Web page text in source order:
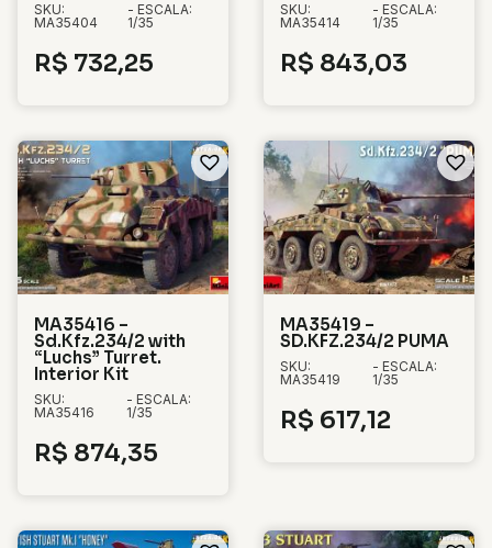
SKU:
MA35404
- ESCALA:
1/35
R$ 732,25
SKU:
MA35414
- ESCALA:
1/35
R$ 843,03
MA35416 –
Sd.Kfz.234/2 with
“Luchs” Turret.
Interior Kit
SKU:
MA35416
- ESCALA:
1/35
R$ 874,35
MA35419 –
SD.KFZ.234/2 PUMA
SKU:
MA35419
- ESCALA:
1/35
R$ 617,12